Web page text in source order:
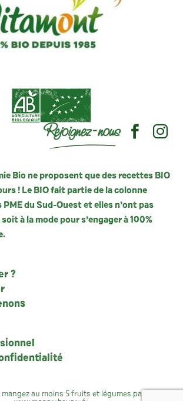
Rejoignez-nous
Bio ne proposent que des recettes BIO
! Le BIO fait partie de la colonne
PME du Sud-Ouest et elles n’ont pas
à la mode pour s’engager à 100%
?
au moins 5 fruits et légumes par jour :